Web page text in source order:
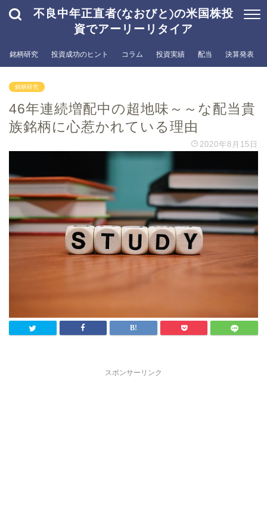
不良中年正直者(なおびと)の米国株投
資でアーリーリタイア
銘柄研究 投資成功のヒント コラム 投資実績 配当 決算発表
銘柄研究
46年連続増配中の超地味～～な配当貴
族銘柄に心惹かれている理由
2020年8月15日
スポンサーリンク